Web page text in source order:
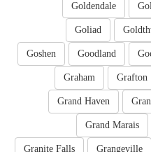
Goldendale
Goliad
Goodland
Goshen
Grafton
Graham
Grand Haven
Grand Marais
Grangeville
Granite Falls